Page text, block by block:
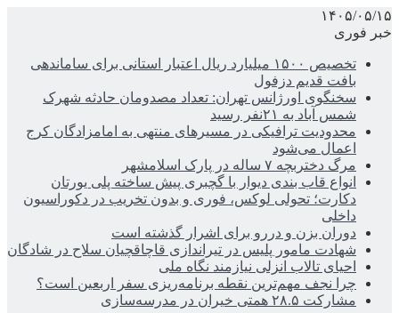
۱۴۰۵/۰۵/۱۵
خبر فوری
تخصیص ۱۵۰۰ میلیارد ریال اعتبار استانی برای ساماندهی
بافت قدیم دزفول
سخنگوی اورژانس تهران: تعداد مصدومان حادثه شهرک
شمس آباد به ۲۱نفر رسید
محدودیت ترافیکی در مسیرهای منتهی به امامزادگان کرج
اعمال می‌شود
مرگ دختربچه ۷ ساله در پارک اسلامشهر
انواع قاب بندی دیوار با گچبری پیش ساخته پلی یورتان
دکارت؛ تحولی لوکس، فوری و بدون تخریب در دکوراسیون
داخلی
دوران بزن و دررو برای اشرار گذشته است
شهادت مامور پلیس در تیراندازی قاچاقچیان سلاح در شادگان
احیای تالاب انزلی نیازمند نگاه ملی
چرا نجف مهم‌ترین نقطه برنامه‌ریزی سفر اربعین است؟
مشارکت ۲۸.۵ همتی خیران در مدرسه‌سازی